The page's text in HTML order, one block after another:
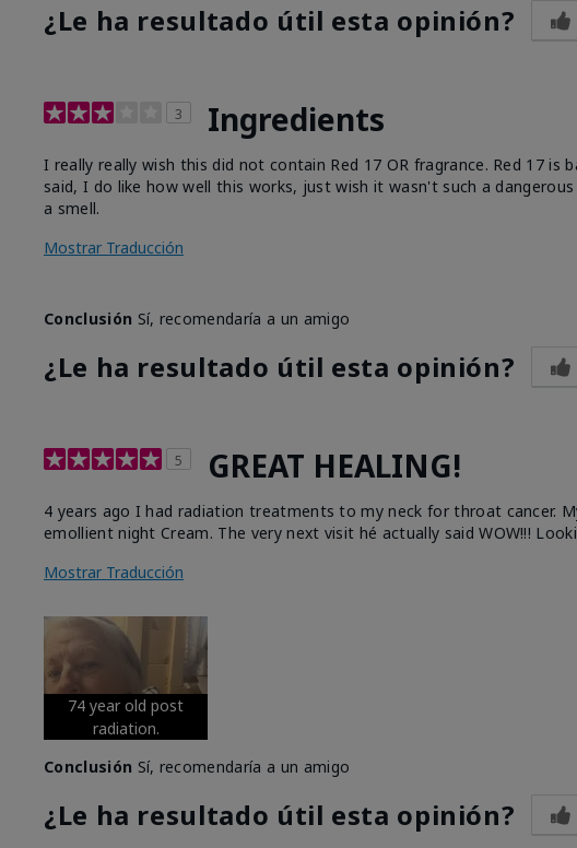
¿Le ha resultado útil esta opinión?
3 Ingredients
I really really wish this did not contain Red 17 OR fragrance. Red 17
said, I do like how well this works, just wish it wasn't such a
a smell.
Mostrar Traducción
Conclusión Sí, recomendaría a un amigo
¿Le ha resultado útil esta opinión?
5 GREAT HEALING!
4 years ago I had radiation treatments to my neck for throat cancer.
emollient night Cream. The very next visit hé actually said WOW!!!
Mostrar Traducción
74 year old post
radiation.
Conclusión Sí, recomendaría a un amigo
¿Le ha resultado útil esta opinión?